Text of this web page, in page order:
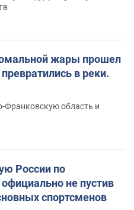
жары прошел
в реки.
Франковскую область и
России по
не пустив
спортсменов